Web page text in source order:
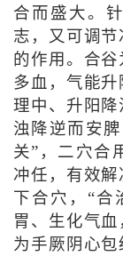
合而盛大。
志，又可调
的作用。合
多血，气能
理中、升阳
浊降逆而安
关”，二穴合
冲任，有效
下合穴，“合
胃、生化气
为手厥阴心